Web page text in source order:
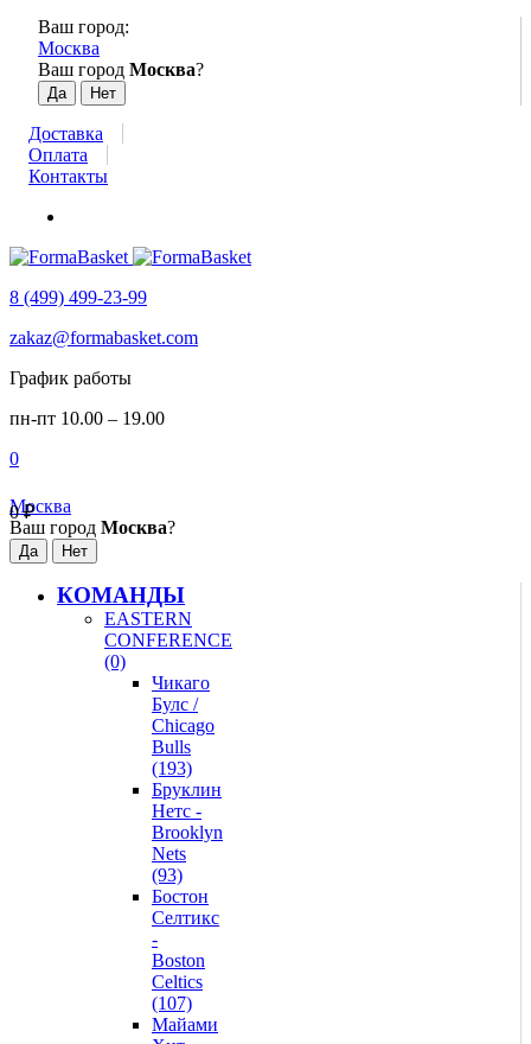
Ваш город:
Москва
Ваш город Москва?
Доставка
Оплата
Контакты
8 (499) 499-23-99
zakaz@formabasket.com
График работы
пн-пт 10.00 – 19.00
0
0₽
Москва
Ваш город Москва?
КОМАНДЫ
EASTERN
CONFERENCE
(0)
Чикаго
Булс /
Chicago
Bulls
(193)
Бруклин
Нетс -
Brooklyn
Nets
(93)
Бостон
Селтикс
-
Boston
Celtics
(107)
Майами